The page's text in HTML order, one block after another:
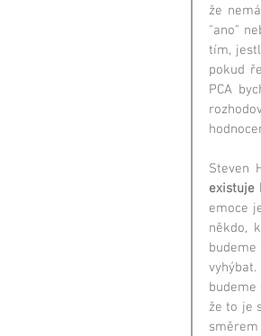
že
"ano"
tím,
pokud
PCA
existuje
emoce
někdo,
že to je